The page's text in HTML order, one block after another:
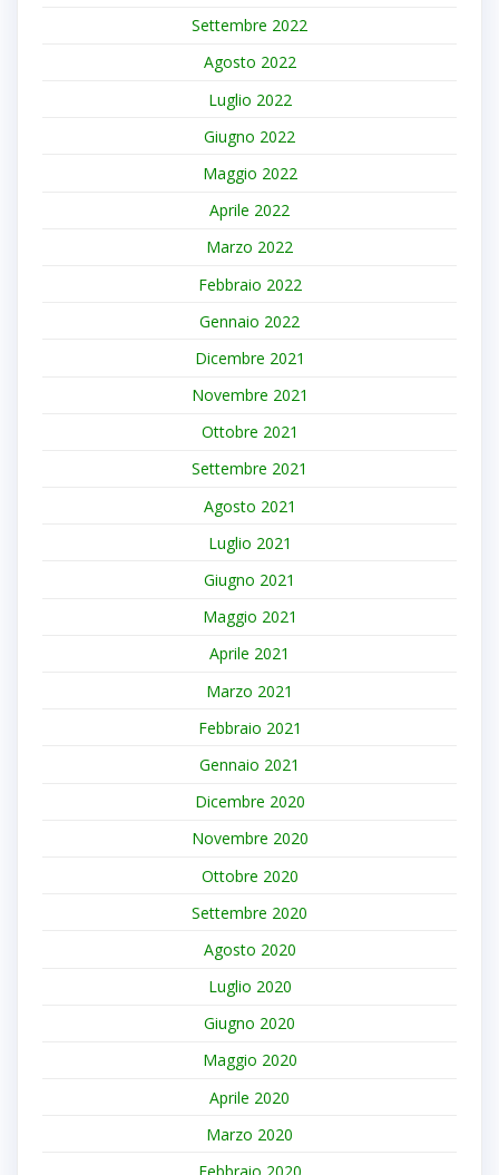
Settembre 2022
Agosto 2022
Luglio 2022
Giugno 2022
Maggio 2022
Aprile 2022
Marzo 2022
Febbraio 2022
Gennaio 2022
Dicembre 2021
Novembre 2021
Ottobre 2021
Settembre 2021
Agosto 2021
Luglio 2021
Giugno 2021
Maggio 2021
Aprile 2021
Marzo 2021
Febbraio 2021
Gennaio 2021
Dicembre 2020
Novembre 2020
Ottobre 2020
Settembre 2020
Agosto 2020
Luglio 2020
Giugno 2020
Maggio 2020
Aprile 2020
Marzo 2020